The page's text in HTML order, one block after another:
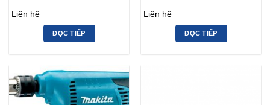
Liên hệ
ĐỌC TIẾP
Liên hệ
ĐỌC TIẾP